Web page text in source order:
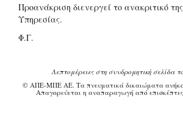
Προανάκριση διενεργεί το ανακριτικό
Υπηρεσίας.
Φ.Γ.
Λεπτομέρειες στη συνδρομητική
© ΑΠΕ-ΜΠΕ ΑΕ. Τα πνευματικά δικαιώματα
Απαγορεύεται η αναπαραγωγή από επισκέπτες